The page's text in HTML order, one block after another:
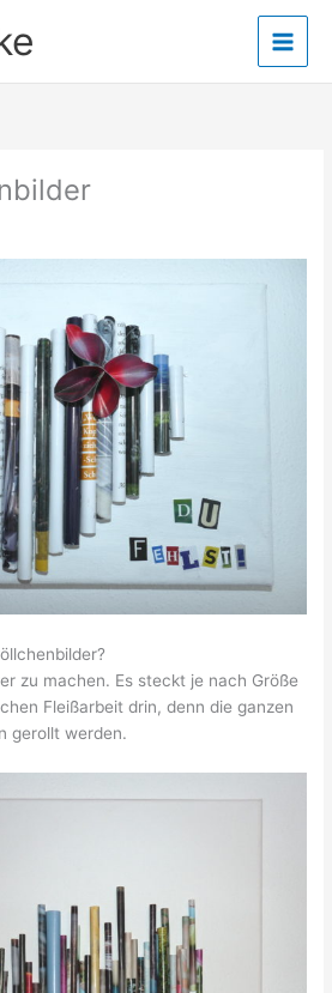
zu machen. Es steckt je nach Größe
Fleißarbeit drin, denn die ganzen
gerollt werden.